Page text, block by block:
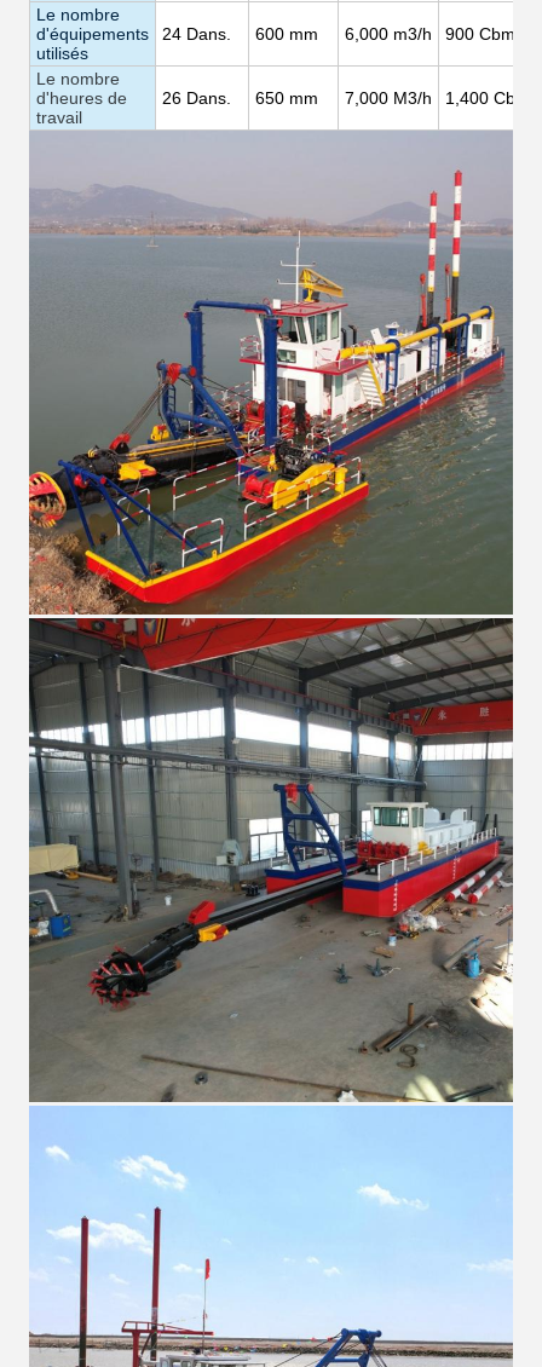
Le nombre
d'équipements
utilisés
24 Dans. 600 mm 6,000 m3/h 900 Cbm/h
Le nombre
d'heures de
travail
26 Dans. 650 mm 7,000 M3/h 1,400 Cbm/